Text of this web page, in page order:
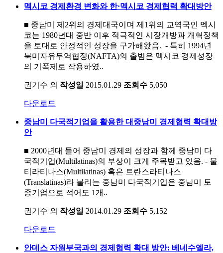
멕시코 경제환경 변화와 한·멕시코 경제협력 확대방안
■ 중남미 제2위의 경제대국이며 제1위의 교역국인 멕시
코는 1980년대 중반 이후 적극적인 시장개방과 개혁정책
을 토대로 안정적인 성장을 구가해왔음. - 특히 1994년
북미자유무역협정(NAFTA)의 출범은 멕시코 경제성장
의 기폭제로 작용하였..
권기수 외 작성일 2015.01.29 조회수 5,050
다운로드
중남미 다국적기업을 활용한 대중남미 경제협력 확대방
안
■ 2000년대 들어 중남미 경제의 성장과 함께 중남미 다
국적기업(Multilatinas)의 부상이 크게 주목받고 있음. - 물
티라티나스(Multilatinas) 혹은 트란스라티나스
(Translatinas)라 불리는 중남미 다국적기업은 중남미 토
종기업으로 적어도 1개..
권기수 외 작성일 2014.01.29 조회수 5,152
다운로드
안데스 자원부국과의 경제협력 확대 방안: 베네수엘라,